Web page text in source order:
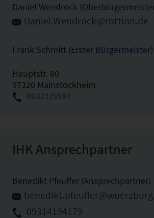
Daniel Wendrock
Daniel.Wendrock@rottinn.de
Frank Schmitt (Erster Bürgermeister)
Hauptstr. 80
97320 Mainstockheim
09321/5597
IHK Ansprechpartner
Benedikt Pfeuffer (Ansprechpartner)
09314194179